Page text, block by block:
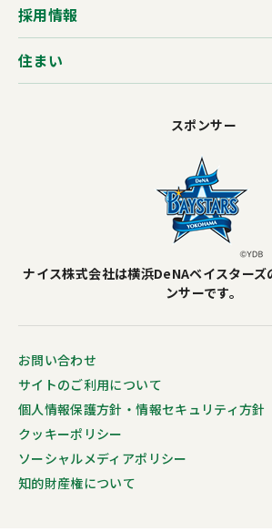
スポンサー
ナイス株式会社は横浜DeNAベイスターズ
ンサーです。
採用情報
住まい
お問い合わせ
サイトのご利用について
個人情報保護方針・情報セキュリティ方針
クッキーポリシー
ソーシャルメディアポリシー
知的財産権について